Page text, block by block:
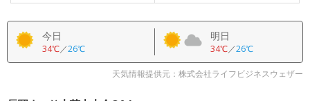
今日
34℃／26℃
明日
34℃／26℃
天気情報提供元：株式会社ライフビジネスウェザー